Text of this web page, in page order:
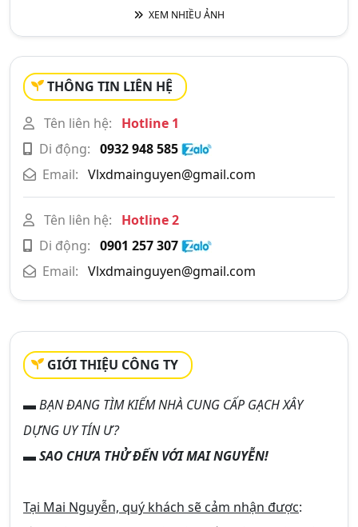
XEM NHIỀU ẢNH
THÔNG TIN LIÊN HỆ
Tên liên hệ:
Hotline 1
Di động: 0932 948 585
Email: Vlxdmainguyen@gmail.com
Tên liên hệ:
Hotline 2
Di động: 0901 257 307
Email: Vlxdmainguyen@gmail.com
GIỚI THIỆU CÔNG TY
▬BẠN ĐANG TÌM KIẾM NHÀ CUNG CẤP GẠCH XÂY
DỰNG UY TÍN Ư?
▬SAO CHƯA THỬ ĐẾN VỚI MAI NGUYỄN!
Tại Mai Nguyễn, quý khách sẽ cảm nhận được: